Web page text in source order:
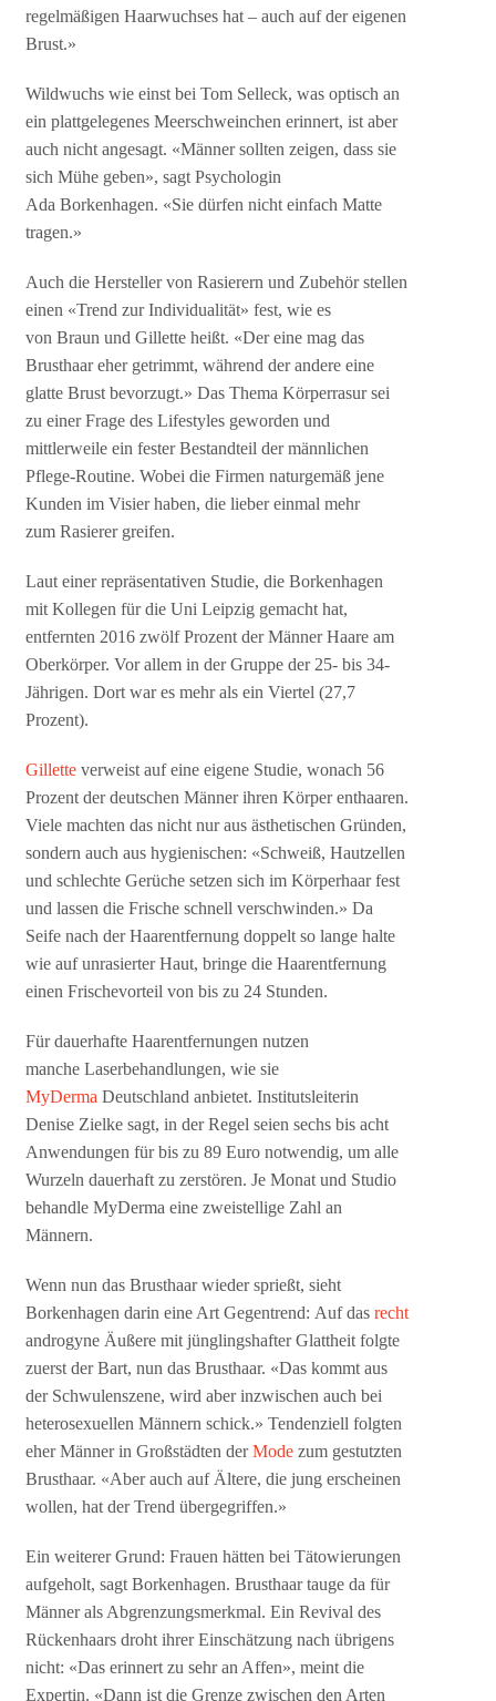
regelmäßigen Haarwuchses hat – auch auf der eigenen
Brust.»
Wildwuchs wie einst bei Tom Selleck, was optisch an
ein plattgelegenes Meerschweinchen erinnert, ist aber
auch nicht angesagt. «Männer sollten zeigen, dass sie
sich Mühe geben», sagt Psychologin
Ada Borkenhagen. «Sie dürfen nicht einfach Matte
tragen.»
Auch die Hersteller von Rasierern und Zubehör stellen
einen «Trend zur Individualität» fest, wie es
von Braun und Gillette heißt. «Der eine mag das
Brusthaar eher getrimmt, während der andere eine
glatte Brust bevorzugt.» Das Thema Körperrasur sei
zu einer Frage des Lifestyles geworden und
mittlerweile ein fester Bestandteil der männlichen
Pflege-Routine. Wobei die Firmen naturgemäß jene
Kunden im Visier haben, die lieber einmal mehr
zum Rasierer greifen.
Laut einer repräsentativen Studie, die Borkenhagen
mit Kollegen für die Uni Leipzig gemacht hat,
entfernten 2016 zwölf Prozent der Männer Haare am
Oberkörper. Vor allem in der Gruppe der 25- bis 34-
Jährigen. Dort war es mehr als ein Viertel (27,7
Prozent).
Gillette verweist auf eine eigene Studie, wonach 56
Prozent der deutschen Männer ihren Körper enthaaren.
Viele machten das nicht nur aus ästhetischen Gründen,
sondern auch aus hygienischen: «Schweiß, Hautzellen
und schlechte Gerüche setzen sich im Körperhaar fest
und lassen die Frische schnell verschwinden.» Da
Seife nach der Haarentfernung doppelt so lange halte
wie auf unrasierter Haut, bringe die Haarentfernung
einen Frischevorteil von bis zu 24 Stunden.
Für dauerhafte Haarentfernungen nutzen
manche Laserbehandlungen, wie sie
MyDerma Deutschland anbietet. Institutsleiterin
Denise Zielke sagt, in der Regel seien sechs bis acht
Anwendungen für bis zu 89 Euro notwendig, um alle
Wurzeln dauerhaft zu zerstören. Je Monat und Studio
behandle MyDerma eine zweistellige Zahl an
Männern.
Wenn nun das Brusthaar wieder sprießt, sieht
Borkenhagen darin eine Art Gegentrend: Auf dasrecht
androgyne Äußere mit jünglingshafter Glattheit folgte
zuerst der Bart, nun das Brusthaar. «Das kommt aus
der Schwulenszene, wird aber inzwischen auch bei
heterosexuellen Männern schick.» Tendenziell folgten
eher Männer in Großstädten derMode zum gestutzten
Brusthaar. «Aber auch auf Ältere, die jung erscheinen
wollen, hat der Trend übergegriffen.»
Ein weiterer Grund: Frauen hätten bei Tätowierungen
aufgeholt, sagt Borkenhagen. Brusthaar tauge da für
Männer als Abgrenzungsmerkmal. Ein Revival des
Rückenhaars droht ihrer Einschätzung nach übrigens
nicht: «Das erinnert zu sehr an Affen», meint die
Expertin. «Dann ist die Grenze zwischen den Arten